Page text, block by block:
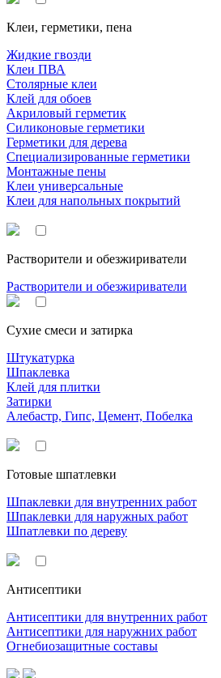
Клеи, герметики, пена
Жидкие гвозди
Клеи ПВА
Столярные клеи
Клей для обоев
Акриловый герметик
Силиконовые герметики
Герметики для дерева
Специализированные герметики
Монтажные пены
Клеи универсальные
Клеи для напольных покрытий
Растворители и обезжириватели
Растворители и обезжириватели
Сухие смеси и затирка
Штукатурка
Шпаклевка
Клей для плитки
Затирки
Алебастр, Гипс, Цемент, Побелка
Готовые шпатлевки
Шпаклевки для внутренних работ
Шпаклевки для наружных работ
Шпатлевки по дереву
Антисептики
Антисептики для внутренних работ
Антисептики для наружних работ
Огнебиозащитные составы